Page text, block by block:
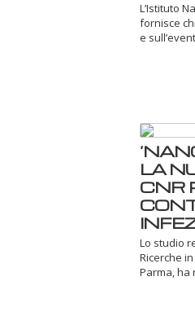
L’Istituto
fornisce
e
LA
CNR
Lo studio
Ricerche
Parma, ha